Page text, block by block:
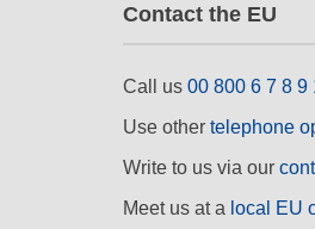
Contact the EU
Call us 00 800 6 7 8 9
Use other telephone
Write to us via our
Meet us at a local EU